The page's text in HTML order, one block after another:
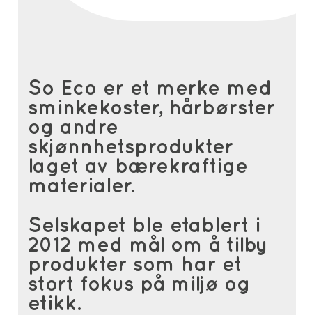
So Eco er et merke med
sminkekoster, hårbørster
og andre
skjønnhetsprodukter
laget av bærekraftige
materialer.
Selskapet ble etablert i
2012 med mål om å tilby
produkter som har et
stort fokus på miljø og
etikk.